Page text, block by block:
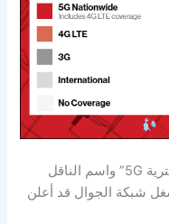
قد ترغب في البحث عن “الموجة المليمترية 5G” واسم الناقل
شبكة الجوال قد أعلن